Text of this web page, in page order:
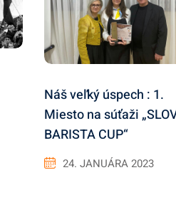
Náš veľký úspech : 1.
Miesto na súťaži
BARISTA CUP“
24. JANUÁRA 2023